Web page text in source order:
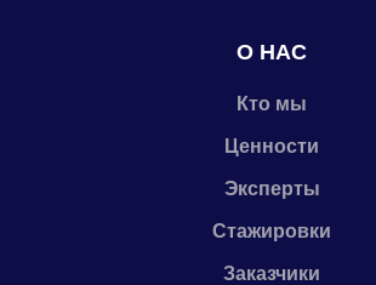
О НАС
Кто мы
Ценности
Эксперты
Стажировки
Заказчики